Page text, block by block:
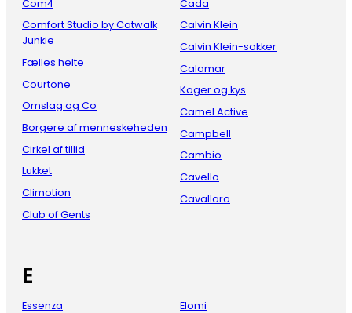
Com4
Comfort Studio by Catwalk
Junkie
Fælles helte
Courtone
Omslag og Co
Borgere af menneskeheden
Cirkel af tillid
Lukket
Climotion
Club of Gents
Cada
Calvin Klein
Calvin Klein-sokker
Calamar
Kager og kys
Camel Active
Campbell
Cambio
Cavello
Cavallaro
E
Essenza
Elomi